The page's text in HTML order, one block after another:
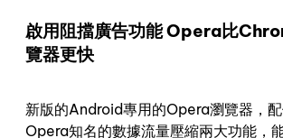
啟用阻擋廣告功能 Opera比
覽器更快
新版的Android專用的Opera瀏覽器，
Opera知名的數據流量壓縮兩大功能，